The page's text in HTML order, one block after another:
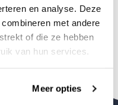
en analyse. Deze
met andere
of die ze hebben
van hun services.
Meer opties